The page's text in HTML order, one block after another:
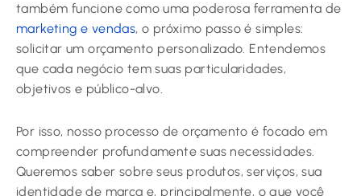
também funcione como uma poderosa ferramenta de
marketing e vendas, o próximo passo é simples:
solicitar um orçamento personalizado. Entendemos
que cada negócio tem suas particularidades,
objetivos e público-alvo.
Por isso, nosso processo de orçamento é focado em
compreender profundamente suas necessidades.
Queremos saber sobre seus produtos, serviços, sua
identidade de marca e, principalmente, o que você